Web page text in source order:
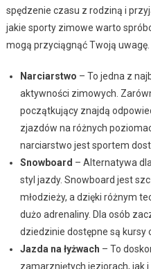
spędzenie czasu z rodziną i
jakie sporty zimowe warto
mogą przyciągnąć Twoją uwagę.
Narciarstwo – To jedna z
aktywności zimowych.
początkujący znajdą
zjazdów na różnych
narciarstwo jest sportem
Snowboard – Alternatywa
styl jazdy. Snowboard jest
młodzieży, a dzięki różnym
dużo adrenaliny. Dla osób
dziedzinie dostępne są kursy
Jazda na łyżwach – To
zamarzniętych jeziorach, jak